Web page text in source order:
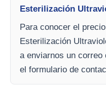
Esterilización
Para conocer el
Esterilización
a enviarnos un
el formulario de